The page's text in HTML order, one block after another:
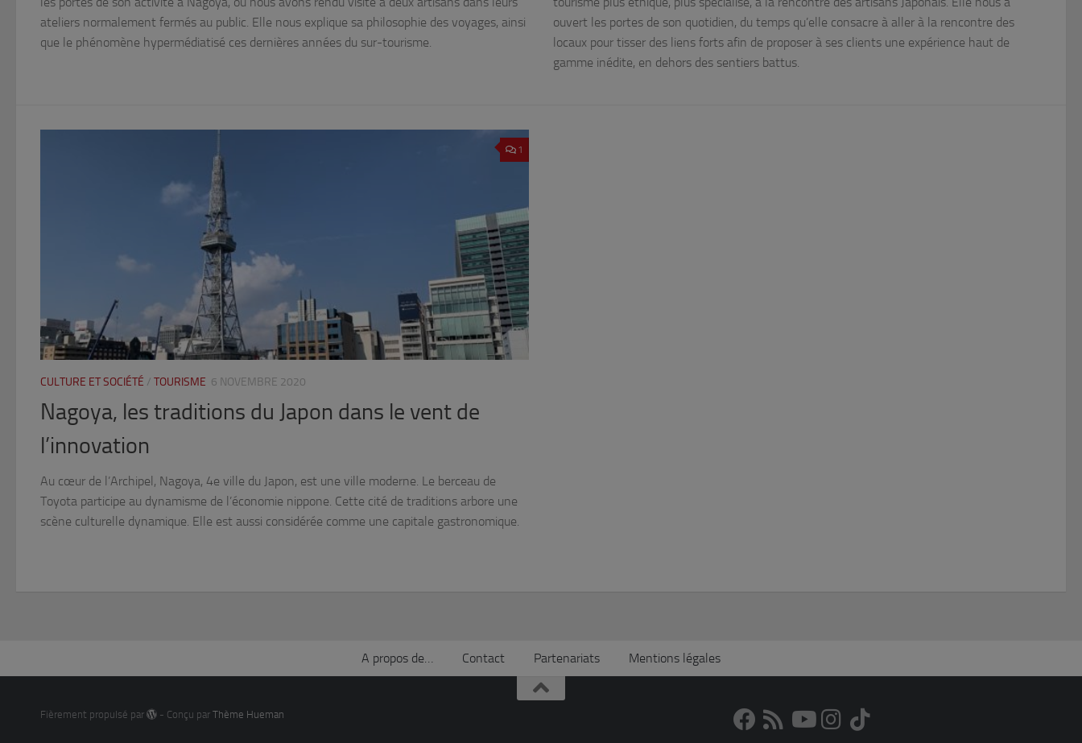
ateliers normalement fermés au public. Elle nous explique sa philosophie des voyages, ainsi
que le phénomène hypermédiatisé ces dernières années du sur-tourisme.
ouvert les portes de son quotidien, du temps qu’elle consacre à aller à la rencontre des
locaux pour tisser des liens forts afin de proposer à ses clients une expérience haut de
gamme inédite, en dehors des sentiers battus.
1
CULTURE ET SOCIÉTÉ / TOURISME 6 NOVEMBRE 2020
Nagoya, les traditions du Japon dans le vent de
l’innovation
Au cœur de l’Archipel, Nagoya, 4e ville du Japon, est une ville moderne. Le berceau de
Toyota participe au dynamisme de l’économie nippone. Cette cité de traditions arbore une
scène culturelle dynamique. Elle est aussi considérée comme une capitale gastronomique.
A propos de… Contact Partenariats Mentions légales
Fièrement propulsé par - Conçu parThème Hueman